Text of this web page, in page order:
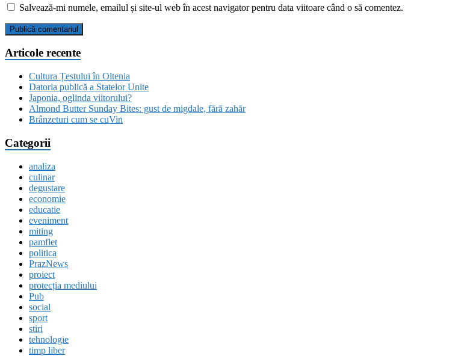
Salvează-mi numele, emailul și site-ul web în acest navigator pentru data viitoare când o să comentez.
Articole recente
Cultura Țestului în Oltenia
Datoria publică a Statelor Unite
Japonia, oglinda viitorului?
Almond Butter Sunday Bites: gust de migdale, fără zahăr
Brânzeturi cum se cuVin
Categorii
analiza
culinar
degustare
economie
educatie
eveniment
miting
pamflet
politica
PrazNews
proiect
protecția mediului
Pub
social
sport
stiri
tehnologie
timp liber